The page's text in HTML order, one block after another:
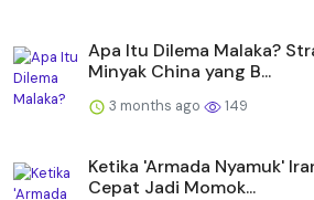
Apa Itu Dilema Malaka?
Minyak China yang B...
3 months ago 149
Ketika 'Armada Nyamuk'
Cepat Jadi Momok...